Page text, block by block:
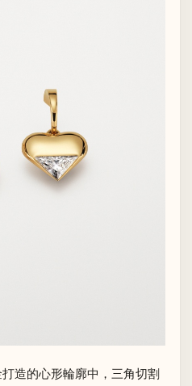
造的心形輪廓中，三角切割